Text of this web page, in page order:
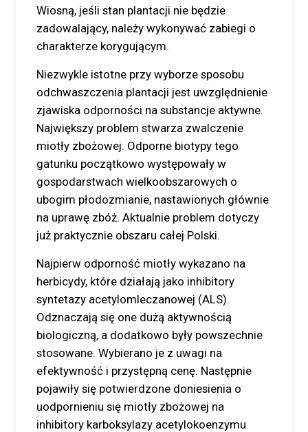
Wiosną, jeśli stan plantacji nie będzie
zadowalający, należy wykonywać zabiegi o
charakterze korygującym.
Niezwykle istotne przy wyborze sposobu
odchwaszczenia plantacji jest uwzględnienie
zjawiska odporności na substancje aktywne.
Największy problem stwarza zwalczenie
miotły zbożowej. Odporne biotypy tego
gatunku początkowo występowały w
gospodarstwach wielkoobszarowych o
ubogim płodozmianie, nastawionych głównie
na uprawę zbóż. Aktualnie problem dotyczy
już praktycznie obszaru całej Polski.
Najpierw odporność miotły wykazano na
herbicydy, które działają jako inhibitory
syntetazy acetylomleczanowej (ALS).
Odznaczają się one dużą aktywnością
biologiczną, a dodatkowo były powszechnie
stosowane. Wybierano je z uwagi na
efektywność i przystępną cenę. Następnie
pojawiły się potwierdzone doniesienia o
uodpornieniu się miotły zbożowej na
inhibitory karboksylazy acetylokoenzymu